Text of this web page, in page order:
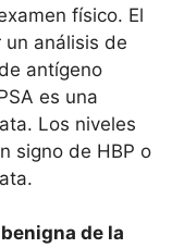
físico. El
análisis de
antígeno
es una
Los niveles
signo de HBP o
de la